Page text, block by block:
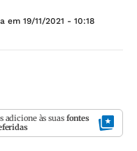
em 19/11/2021 - 10:18
adicione às suas fontes